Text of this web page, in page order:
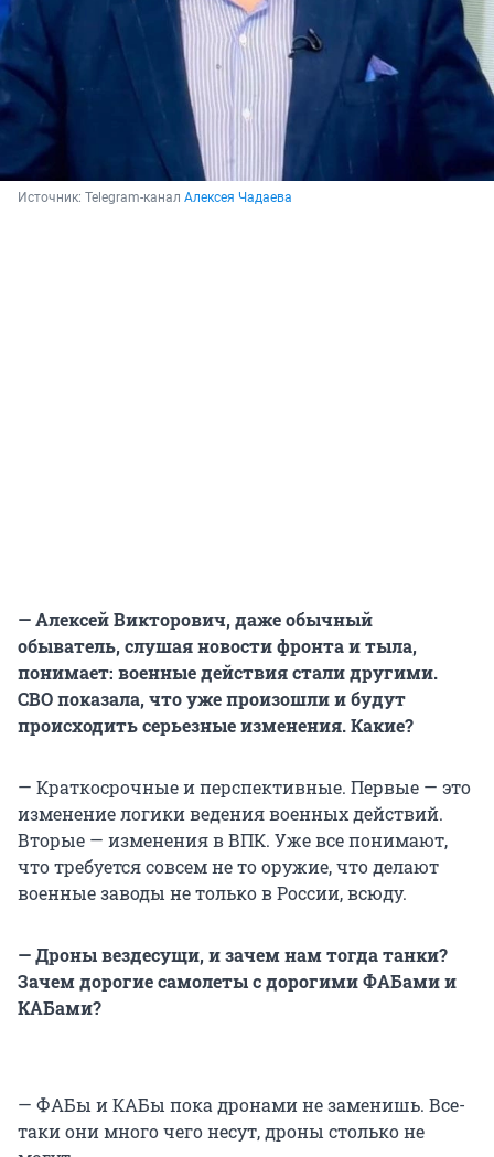
Источник: Telegram-канал Алексея Чадаева
— Алексей Викторович, даже обычный
обыватель, слушая новости фронта и тыла,
понимает: военные действия стали другими.
СВО показала, что уже произошли и будут
происходить серьезные изменения. Какие?
— Краткосрочные и перспективные. Первые — это
изменение логики ведения военных действий.
Вторые — изменения в ВПК. Уже все понимают,
что требуется совсем не то оружие, что делают
военные заводы не только в России, всюду.
— Дроны вездесущи, и зачем нам тогда танки?
Зачем дорогие самолеты с дорогими ФАБами и
КАБами?
— ФАБы и КАБы пока дронами не заменишь. Все-
таки они много чего несут, дроны столько не